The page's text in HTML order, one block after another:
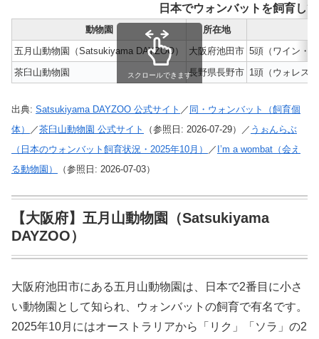
日本でウォンバットを飼育し
動物園 所在地
五月山動物園（Satsukiyama DAYZOO）
大阪府池田市 5頭（ワイン・
茶臼山動物園
長野県長野市 1頭（ウォレス）
スクロールできます
出典: Satsukiyama DAYZOO 公式サイト ／ 同・ウォンバット（飼育個
体）
／茶臼山動物園 公式サイト （参照日: 2026-07-29）／ うぉんらぶ
（日本のウォンバット飼育状況・2025年10月）
／ I’m a wombat（会え
る動物園）
（参照日: 2026-07-03）
【大阪府】五月山動物園（Satsukiyama
DAYZOO）
大阪府池田市にある五月山動物園は、日本で2番目に小さ
い動物園として知られ、ウォンバットの飼育で有名です。
2025年10月にはオーストラリアから「リク」「ソラ」の2